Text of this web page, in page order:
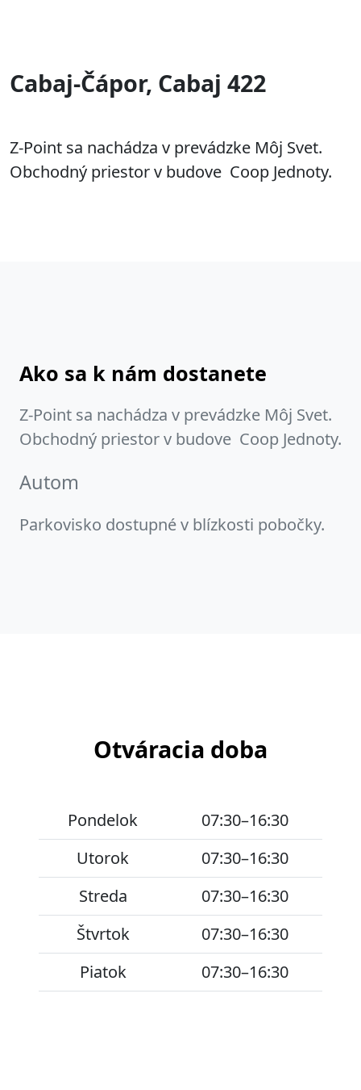
Cabaj-Čápor, Cabaj 422
Z-Point sa nachádza v prevádzke Môj Svet.
Obchodný priestor v budove Coop Jednoty.
Ako sa k nám dostanete
Z-Point sa nachádza v prevádzke Môj Svet.
Obchodný priestor v budove Coop Jednoty.
Autom
Parkovisko dostupné v blízkosti pobočky.
Otváracia doba
Pondelok
07:30–16:30
Utorok
07:30–16:30
Streda
07:30–16:30
Štvrtok
07:30–16:30
Piatok
07:30–16:30